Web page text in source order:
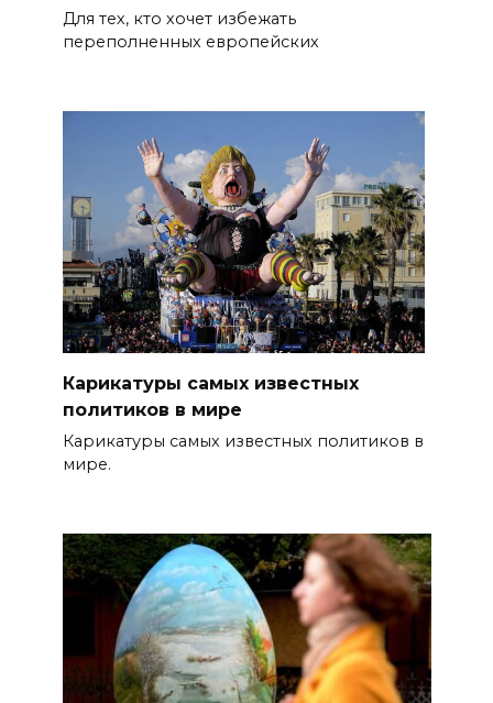
Для тех, кто хочет избежать
переполненных европейских
Карикатуры самых известных
политиков в мире
Карикатуры самых известных политиков в
мире.